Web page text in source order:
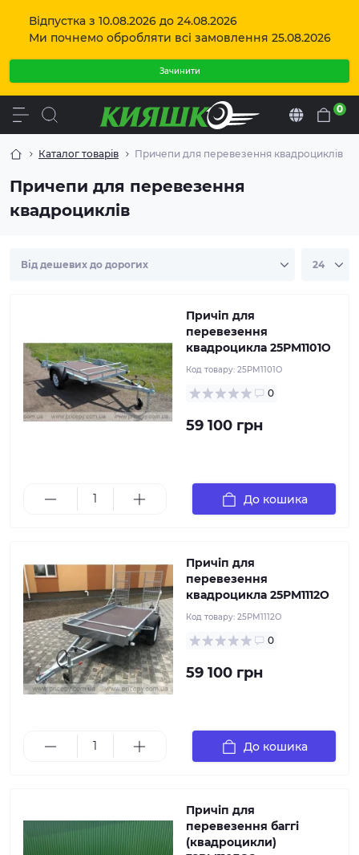
Відпустка з 10.08.2026 до 24.08.2026
Ми почнемо обробляти всі замовлення 25.08.2026
Зачинити
Uk 0
Каталог товарів Причепи для перевезення квадроциклів
Причепи для перевезення
квадроциклів
Хочете надійний причіп для комфортного
Причіп для
перевезення
квадроцикла 25РМ1101О
Код товару: 25PM1101O
0
59 100 грн
До кошика
перевезення Вашого квадроцикла? Тоді даний
причіп вас повністю влаштує.
Причіп для
перевезення
квадроцикла 25РМ1112O
Код товару: 25РМ1112O
0
59 100 грн
До кошика
Причіп для комфортного перевезення Вашого баггі
або квадроцикла.
Причіп для
перевезення баггі
(квадроцикли)